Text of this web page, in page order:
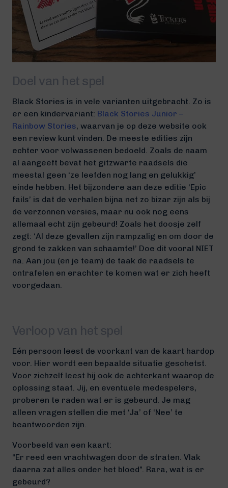
Doel van het spel
Black Stories is in vele varianten uitgebracht. Zo is
er een kindervariant: Black Stories Junior –
Rainbow Stories, waarvan je op deze website ook
een review kunt vinden. De meeste edities zijn
echter voor volwassenen bedoeld. Zoals de naam
al aangeeft bevat het gitzwarte raadsels die
meestal geen ‘ze leefden nog lang en gelukkig’
einde hebben. Het bijzondere aan deze editie ‘Epic
fails’ is dat de verhalen bijna net zo bizar zijn als bij
de verzonnen versies, maar nu ook nog eens
allemaal echt zijn gebeurd! Zoals het doosje zelf
zegt: ‘Al deze gevallen zijn rampzalig en om door de
grond te zakken van schaamte!’ Doe dit vooral NIET
na. Aan jou (en je team) de taak de raadsels te
ontrafelen en erachter te komen wat er zich heeft
voorgedaan.
Verloop van het spel
Eén persoon leest de voorkant van de kaart hardop
voor. Hier wordt een bepaalde situatie geschetst.
Voor zichzelf leest hij ook de achterkant waarop de
oplossing staat. Jij, en eventuele medespelers,
proberen te raden wat er is gebeurd. Je mag
alleen vragen stellen die met ‘Ja’ of ‘Nee’ te
beantwoorden zijn.
Voorbeeld van een kaart:
“Er reed een vrachtwagen door de straten. Vlak
daarna zat alles onder het bloed”. Rara, wat is er
gebeurd?